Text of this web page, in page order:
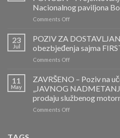
ZA
DOSTAVLJANJE
PONUDA
Nacionalnog paviljona
Comments Offon
POZIV
ZA
DOSTAVLJANJE
PONUDA
Projektovanje,
izrada
montaža
Nacionalnog
23
Jul
POZIV ZA
obezbjeđenja sajma
Comments Offon
ZA
DOSTAVLJANJE
PONUDA
–
Usluge
11
May
ZAVRŠENO – Poziv na
„JAVNOG
prodaju službenog
Comments Offon